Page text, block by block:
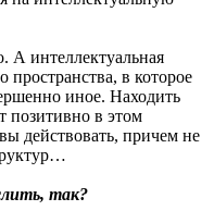
интеллектуальная
в которое
иное. Находить
позитивно в этом
действовать, причем не
так?